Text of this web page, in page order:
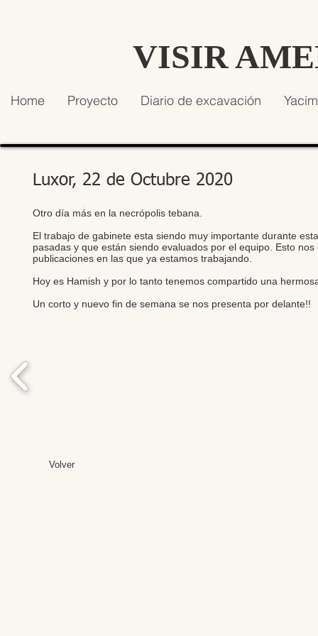
VISIR
Home Proyecto Diario de excavación
Luxor, 22 de Octubre 2020
Otro día más en la necrópolis tebana.
El trabajo de gabinete esta siendo muy importante durante
pasadas y que están siendo evaluados por el equipo. Esto
publicaciones en las que ya estamos trabajando.
Hoy es Hamish y por lo tanto tenemos compartido una
Un corto y nuevo fin de semana se nos presenta por delante!!
Volver